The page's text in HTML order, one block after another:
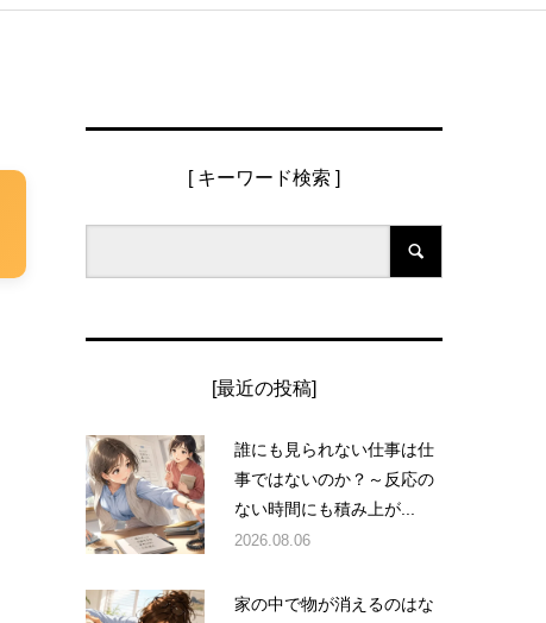
[ キーワード検索 ]
[最近の投稿]
誰にも見られない仕事は仕
事ではないのか？～反応の
ない時間にも積み上が...
2026.08.06
家の中で物が消えるのはな